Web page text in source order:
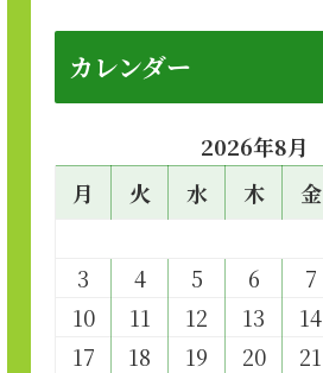
カレンダー
2026年8月
月
火 水 木 金
3
4 5 6 7
10
11 12 13 14
17
18 19 20 21